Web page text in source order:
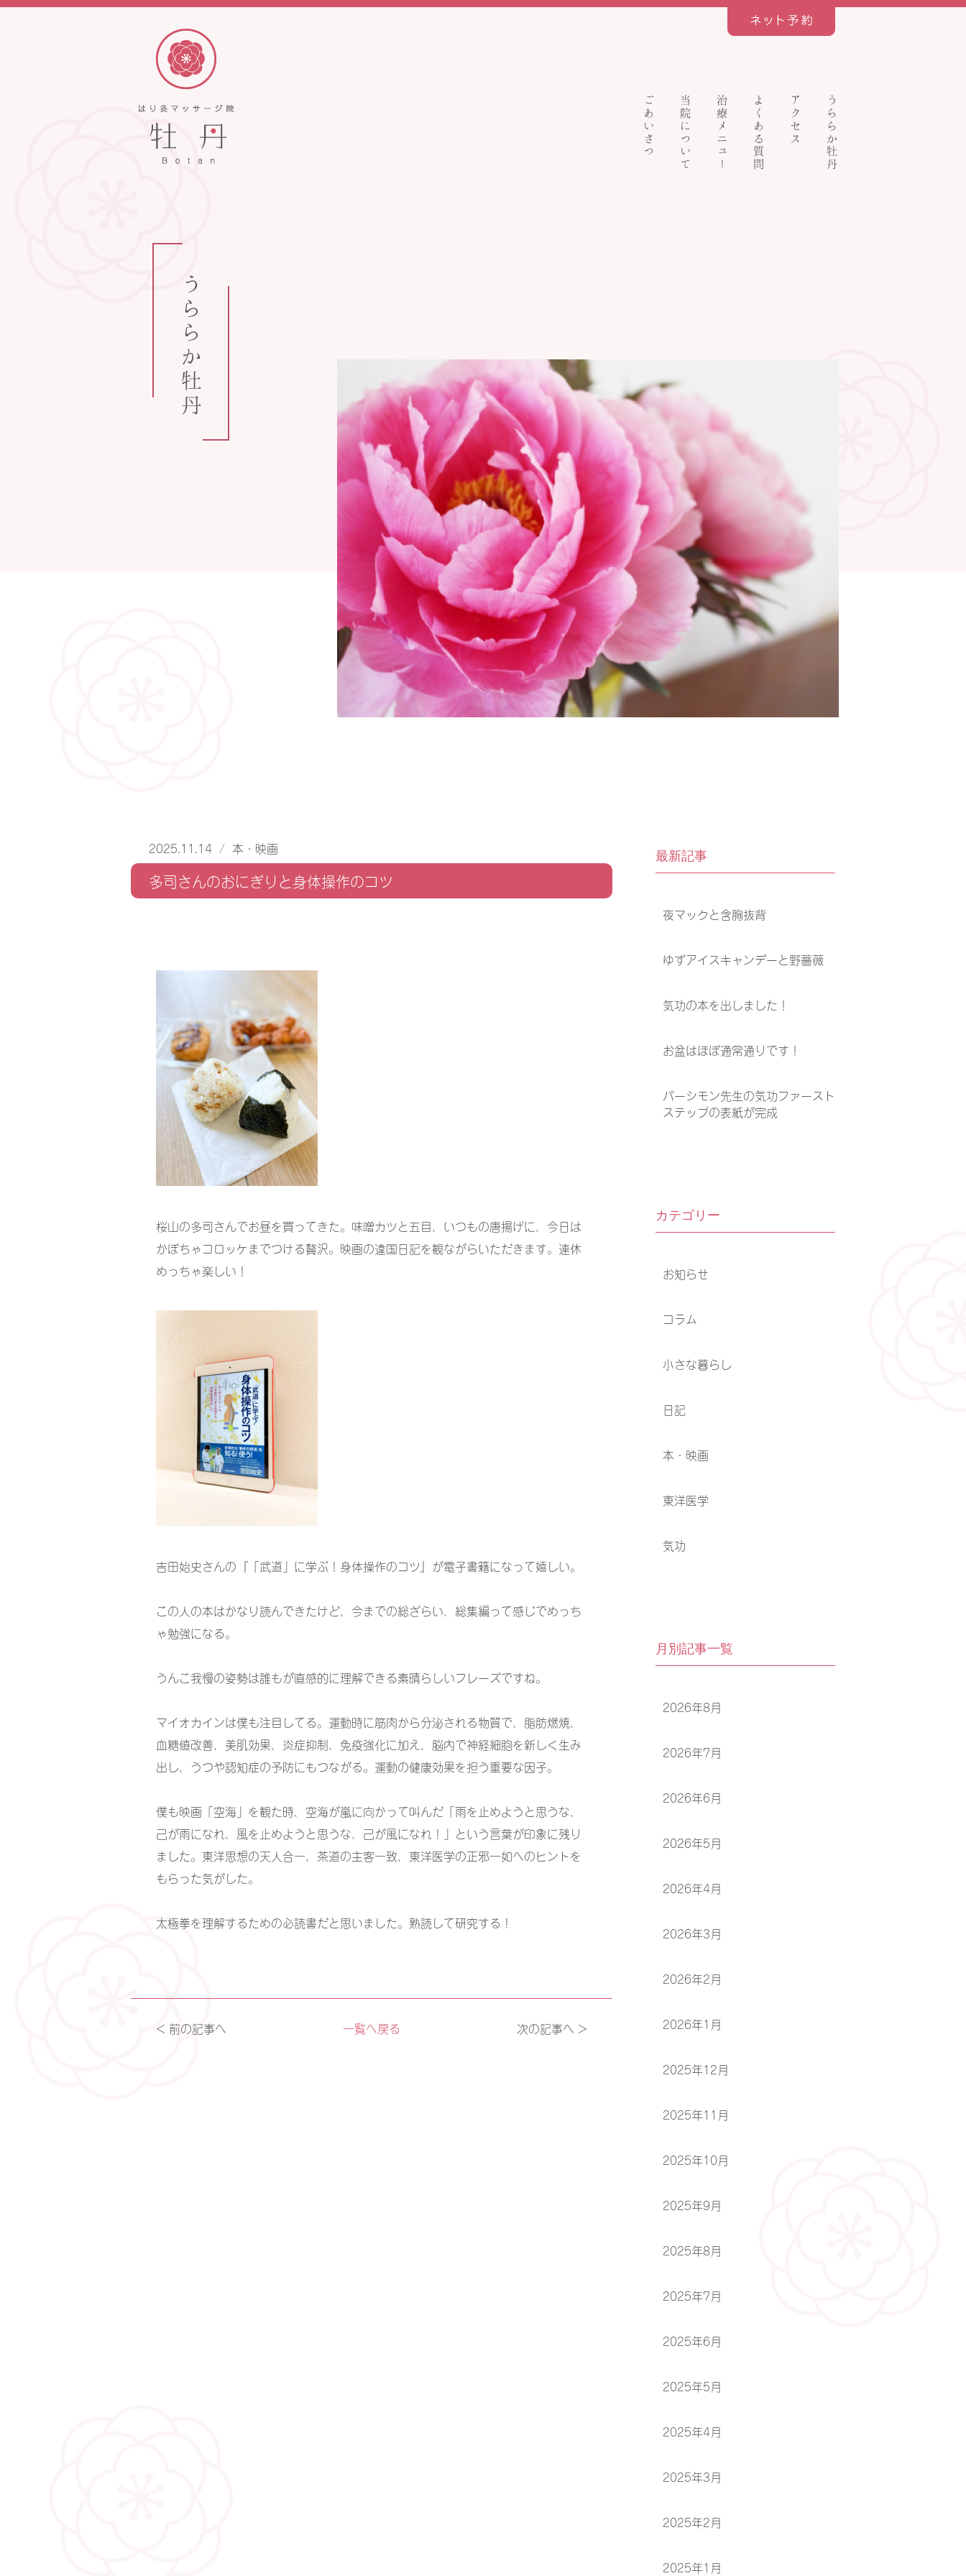
ごあいさつ 当院について 治療メニュー よくある質問 アクセス うららか牡丹
うららか牡丹
2025.11.14 / 本・映画
多司さんのおにぎりと身体操作のコツ
桜山の多司さんでお昼を買ってきた。味噌カツと五目、いつもの唐揚げに、今日は
かぼちゃコロッケまでつける贅沢。映画の違国日記を観ながらいただきます。連休
めっちゃ楽しい！
吉田始史さんの『「武道」に学ぶ！身体操作のコツ』が電子書籍になって嬉しい。
この人の本はかなり読んできたけど、今までの総ざらい、総集編って感じでめっち
ゃ勉強になる。
うんこ我慢の姿勢は誰もが直感的に理解できる素晴らしいフレーズですね。
マイオカインは僕も注目してる。運動時に筋肉から分泌される物質で、脂肪燃焼、
血糖値改善、美肌効果、炎症抑制、免疫強化に加え、脳内で神経細胞を新しく生み
出し、うつや認知症の予防にもつながる。運動の健康効果を担う重要な因子。
僕も映画「空海」を観た時、空海が嵐に向かって叫んだ「雨を止めようと思うな、
己が雨になれ、風を止めようと思うな、己が風になれ！」という言葉が印象に残り
ました。東洋思想の天人合一、茶道の主客一致、東洋医学の正邪一如へのヒントを
もらった気がした。
太極拳を理解するための必読書だと思いました。熟読して研究する！
< 前の記事へ 一覧へ戻る 次の記事へ >
最新記事
夜マックと含胸抜背
ゆずアイスキャンデーと野薔薇
気功の本を出しました！
お盆はほぼ通常通りです！
パーシモン先生の気功ファースト
ステップの表紙が完成
カテゴリー
お知らせ
コラム
小さな暮らし
日記
本・映画
東洋医学
気功
月別記事一覧
2026年8月
2026年7月
2026年6月
2026年5月
2026年4月
2026年3月
2026年2月
2026年1月
2025年12月
2025年11月
2025年10月
2025年9月
2025年8月
2025年7月
2025年6月
2025年5月
2025年4月
2025年3月
2025年2月
2025年1月